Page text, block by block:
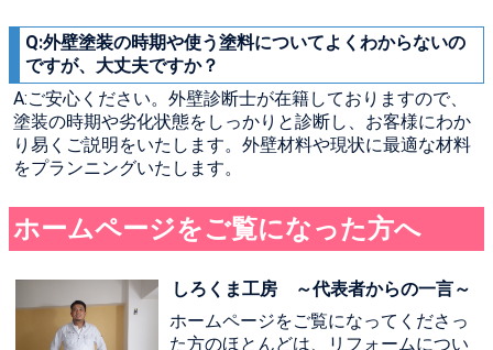
Q:外壁塗装の時期や使う塗料についてよくわからないの
ですが、大丈夫ですか？
A:ご安心ください。外壁診断士が在籍しておりますので、
塗装の時期や劣化状態をしっかりと診断し、お客様にわか
り易くご説明をいたします。外壁材料や現状に最適な材料
をプランニングいたします。
ホームページをご覧になった方へ
しろくま工房 ～代表者からの一言～
ホームページをご覧になってくださっ
た方のほとんどは、リフォームについ